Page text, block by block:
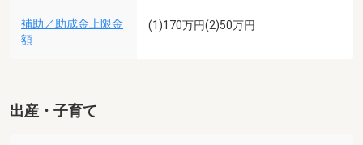
補助／助成金上限金
額
(1)170万円(2)50万円
出産・子育て